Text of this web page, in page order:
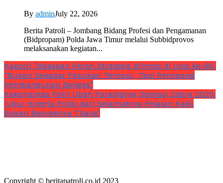
By adminJuly 22, 2026
Berita Patroli – Jombang Bidang Profesi dan Pengamanan
(Bidpropam) Polda Jawa Timur melalui Subbidprovos
melaksanakan kegiatan...
Kapolri Tegaskan Peran Strategis Brimob di Usia ke-80,
“Bukan Sekadar Pasukan Tempur, Tapi Penopang
Pembangunan Bangsa”
Kakorlantas Polri Ubah Paradigma Operasi Zebra 2025,
‘Ukur Kinerja Polisi dari Selamatnya Pejalan Kaki,
Bukan Banyaknya Tilang’
Copyright © beritapatroli.co.id 2023